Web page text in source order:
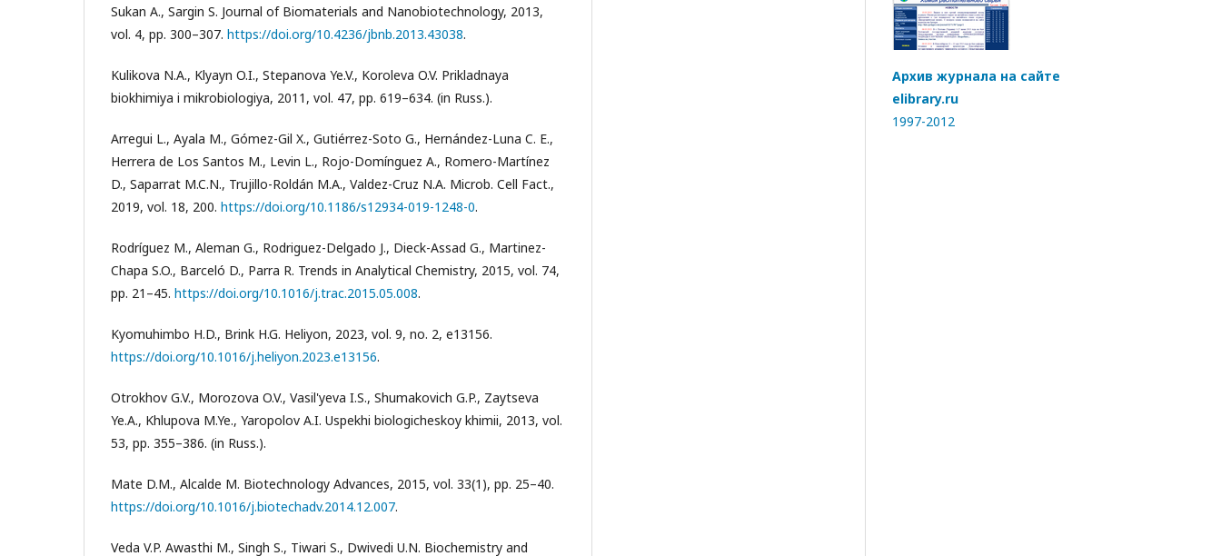
Sukan A., Sargin S. Journal of Biomaterials and Nanobiotechnology, 2013,
vol. 4, pp. 300–307. https://doi.org/10.4236/jbnb.2013.43038.
Kulikova N.A., Klyayn O.I., Stepanova Ye.V., Koroleva O.V. Prikladnaya
biokhimiya i mikrobiologiya, 2011, vol. 47, pp. 619–634. (in Russ.).
Arregui L., Ayala M., Gómez-Gil X., Gutiérrez-Soto G., Hernández-Luna C. E.,
Herrera de Los Santos M., Levin L., Rojo-Domínguez A., Romero-Martínez
D., Saparrat M.C.N., Trujillo-Roldán M.A., Valdez-Cruz N.A. Microb. Cell Fact.,
2019, vol. 18, 200. https://doi.org/10.1186/s12934-019-1248-0.
Rodríguez M., Aleman G., Rodriguez-Delgado J., Dieck-Assad G., Martinez-
Chapa S.O., Barceló D., Parra R. Trends in Analytical Chemistry, 2015, vol. 74,
pp. 21–45. https://doi.org/10.1016/j.trac.2015.05.008.
Kyomuhimbo H.D., Brink H.G. Heliyon, 2023, vol. 9, no. 2, e13156.
https://doi.org/10.1016/j.heliyon.2023.e13156.
Otrokhov G.V., Morozova O.V., Vasil'yeva I.S., Shumakovich G.P., Zaytseva
Ye.A., Khlupova M.Ye., Yaropolov A.I. Uspekhi biologicheskoy khimii, 2013, vol.
53, pp. 355–386. (in Russ.).
Mate D.M., Alcalde M. Biotechnology Advances, 2015, vol. 33(1), pp. 25–40.
https://doi.org/10.1016/j.biotechadv.2014.12.007.
Veda V.P. Awasthi M., Singh S., Tiwari S., Dwivedi U.N. Biochemistry and
Архив журнала на сайте
elibrary.ru
1997-2012